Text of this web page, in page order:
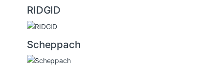
RIDGID
Scheppach